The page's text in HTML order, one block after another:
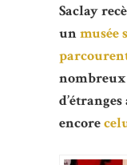
Saclay
unmusée
encore